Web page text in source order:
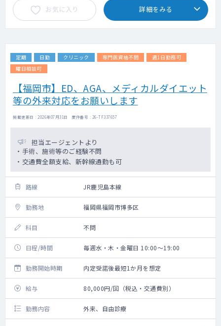
お気に入り 詳細をみる
定期 日勤 クリニック 専門医資格不問
週1日勤務可
曜日相談可
【福岡市】ED、AGA、メディカルダイエット
等の外来対応をお願いします
掲載更新日 : 2026年07月31日 案件番号 : 26-TF337657
担当エージェントより
・手術、施術等のご経験不問
・交通費全額支給、新幹線通勤も可
路線 JR鹿児島本線
勤務地 福岡県福岡市博多区
科目 不問
日程/時間 毎週水・木・金曜日 10:00～19:00
勤務開始時期 内定受諾後最短1か月を想定
給与 80,000円/回（税込・交通費別）
勤務内容 外来、自由診療